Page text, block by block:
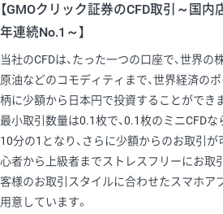
【GMOクリック証券のCFD取引～国
年連続No.1～】
当社のCFDは、たった一つの口座で、世界の
原油などのコモディティまで、世界経済の
柄に少額から日本円で投資することができ
最小取引数量は0.1枚で、0.1枚のミニCFD
10分の1となり、さらに少額からのお取引が
心者から上級者までストレスフリーにお取
客様のお取引スタイルに合わせたスマホア
用意しています。